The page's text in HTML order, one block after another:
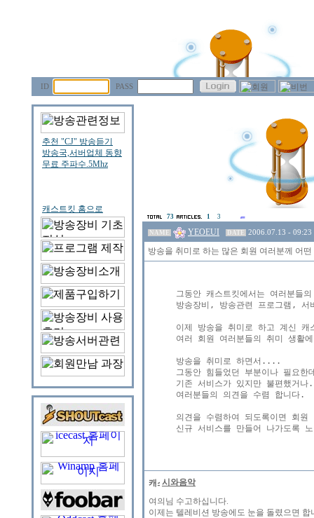
ID PASS
73 1 3
NAME YEOEUI DATE 2006.07.13 - 09:23
방송을 취미로 하는 많은 회원 여러분께 어
그동안 캐스트킷에서는 여러분들
방송장비, 방송관련 프로그램, 서
이제 방송을 취미로 하고 계신 캐
여러 회원 여러분들의 취미 생활
방송을 취미로 하면서....
그동안 힘들었던 부분이나 필요
기존 서비스가 있지만 불편했거
여러분들의 의견을 수렴 합니다.
의견을 수렴하여 되도록이면 회원
시와음악
여의님 수고하십니다.
이제는 텔레비션 방송에도 눈을 돌렸으면 합